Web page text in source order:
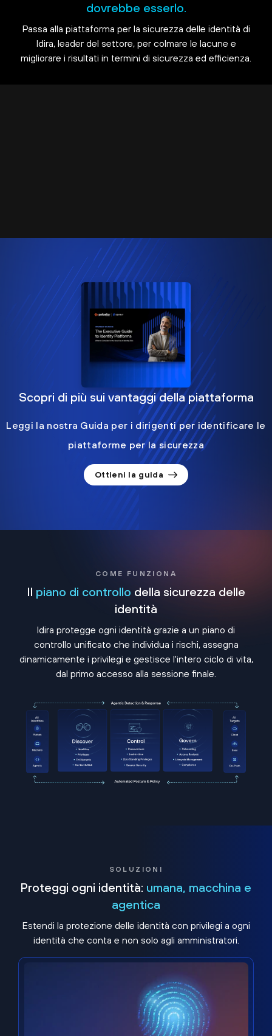
dovrebbe esserlo.
Passa alla piattaforma per la sicurezza delle identità di
Idira, leader del settore, per colmare le lacune e
migliorare i risultati in termini di sicurezza ed efficienza.
Scopri di più sui vantaggi della piattaforma
Leggi la nostra Guida per i dirigenti per identificare le
piattaforme per la sicurezza
Ottieni la guida
COME FUNZIONA
Il piano di controllo della sicurezza delle
identità
Idira protegge ogni identità grazie a un piano di
controllo unificato che individua i rischi, assegna
dinamicamente i privilegi e gestisce l'intero ciclo di vita,
dal primo accesso alla sessione finale.
SOLUZIONI
Proteggi ogni identità: umana, macchina e
agentica
Estendi la protezione delle identità con privilegi a ogni
identità che conta e non solo agli amministratori.